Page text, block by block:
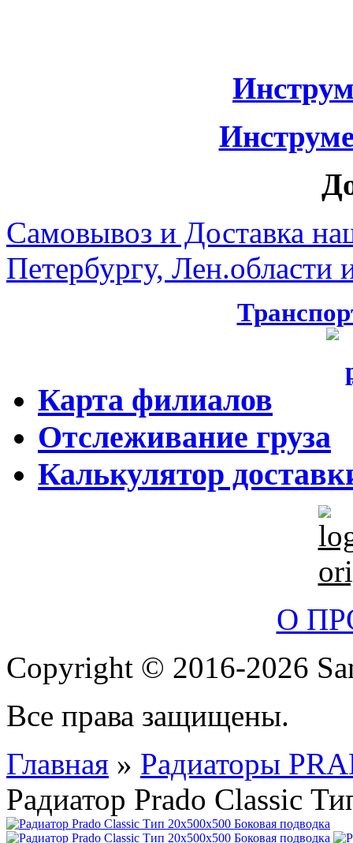
Самовывоз и Доставка
Петербургу, Лен.области
Карта филиалов
Отслеживание груза
Калькулятор
О
Copyright © 2016-2026
Все права защищены.
Главная » Радиаторы
Радиатор Prado Classic